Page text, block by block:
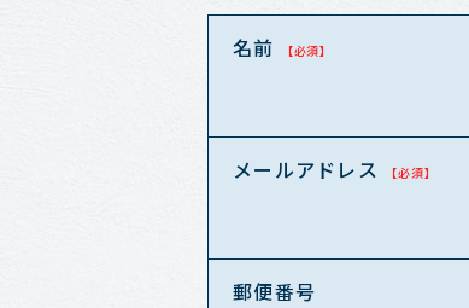
名前【必須】
メールアドレス【必須】
郵便番号